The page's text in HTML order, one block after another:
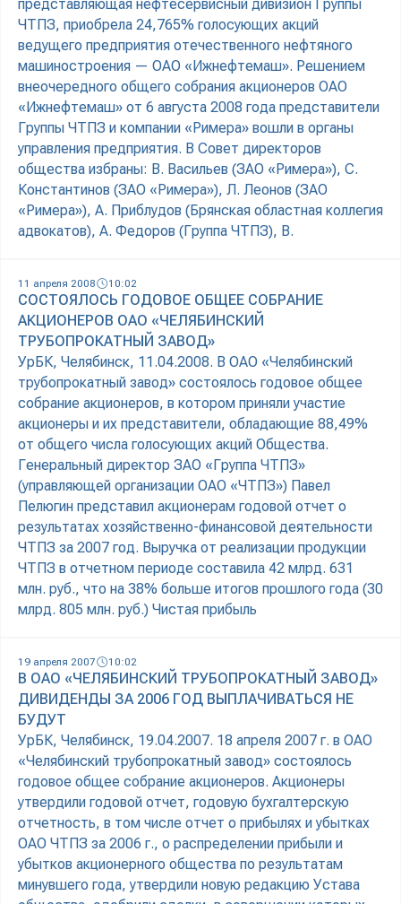
представляющая нефтесервисный дивизион Группы
ЧТПЗ, приобрела 24,765% голосующих акций
ведущего предприятия отечественного нефтяного
машиностроения — ОАО «Ижнефтемаш». Решением
внеочередного общего собрания акционеров ОАО
«Ижнефтемаш» от 6 августа 2008 года представители
Группы ЧТПЗ и компании «Римера» вошли в органы
управления предприятия. В Совет директоров
общества избраны: В. Васильев (ЗАО «Римера»), С.
Константинов (ЗАО «Римера»), Л. Леонов (ЗАО
«Римера»), А. Приблудов (Брянская областная коллегия
адвокатов), А. Федоров (Группа ЧТПЗ), В.
11 апреля 2008 10:02
СОСТОЯЛОСЬ ГОДОВОЕ ОБЩЕЕ СОБРАНИЕ
АКЦИОНЕРОВ ОАО «ЧЕЛЯБИНСКИЙ
ТРУБОПРОКАТНЫЙ ЗАВОД»
УрБК, Челябинск, 11.04.2008. В ОАО «Челябинский
трубопрокатный завод» состоялось годовое общее
собрание акционеров, в котором приняли участие
акционеры и их представители, обладающие 88,49%
от общего числа голосующих акций Общества.
Генеральный директор ЗАО «Группа ЧТПЗ»
(управляющей организации ОАО «ЧТПЗ») Павел
Пелюгин представил акционерам годовой отчет о
результатах хозяйственно-финансовой деятельности
ЧТПЗ за 2007 год. Выручка от реализации продукции
ЧТПЗ в отчетном периоде составила 42 млрд. 631
млн. руб., что на 38% больше итогов прошлого года (30
млрд. 805 млн. руб.) Чистая прибыль
19 апреля 2007 10:02
В ОАО «ЧЕЛЯБИНСКИЙ ТРУБОПРОКАТНЫЙ ЗАВОД»
ДИВИДЕНДЫ ЗА 2006 ГОД ВЫПЛАЧИВАТЬСЯ НЕ
БУДУТ
УрБК, Челябинск, 19.04.2007. 18 апреля 2007 г. в ОАО
«Челябинский трубопрокатный завод» состоялось
годовое общее собрание акционеров. Акционеры
утвердили годовой отчет, годовую бухгалтерскую
отчетность, в том числе отчет о прибылях и убытках
ОАО ЧТПЗ за 2006 г., о распределении прибыли и
убытков акционерного общества по результатам
минувшего года, утвердили новую редакцию Устава